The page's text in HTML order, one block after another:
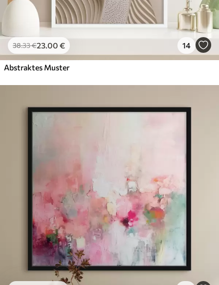
38.33€23.00 € 14
Abstraktes Muster